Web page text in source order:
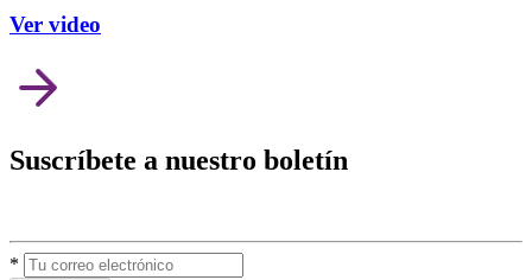
Ver video
Suscríbete a nuestro boletín
*